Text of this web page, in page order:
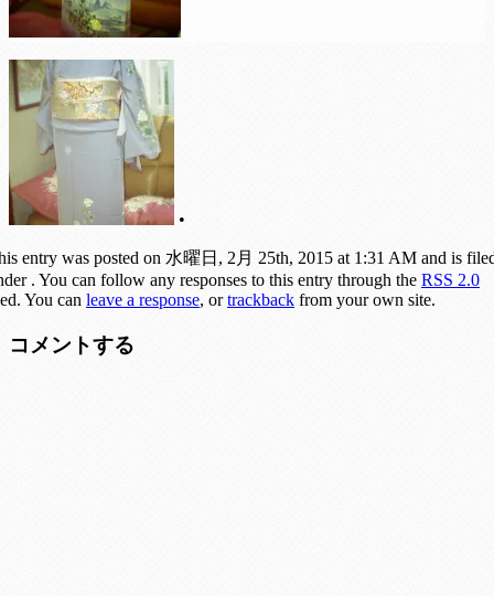
•
entry was posted on 水曜日, 2月 25th, 2015 at 1:31 AM and is
. You can follow any responses to this entry through the RSS 2.0
You can leave a response, ortrackback from your own site.
コメントする